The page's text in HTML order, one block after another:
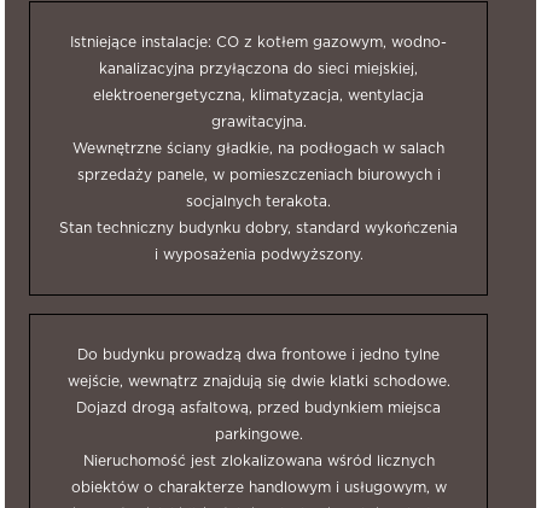
Istniejące instalacje: CO z kotłem gazowym, wodno-
kanalizacyjna przyłączona do sieci miejskiej,
elektroenergetyczna, klimatyzacja, wentylacja
grawitacyjna.
Wewnętrzne ściany gładkie, na podłogach w salach
sprzedaży panele, w pomieszczeniach biurowych i
socjalnych terakota.
Stan techniczny budynku dobry, standard wykończenia
i wyposażenia podwyższony.
Do budynku prowadzą dwa frontowe i jedno tylne
wejście, wewnątrz znajdują się dwie klatki schodowe.
Dojazd drogą asfaltową, przed budynkiem miejsca
parkingowe.
Nieruchomość jest zlokalizowana wśród licznych
obiektów o charakterze handlowym i usługowym, w